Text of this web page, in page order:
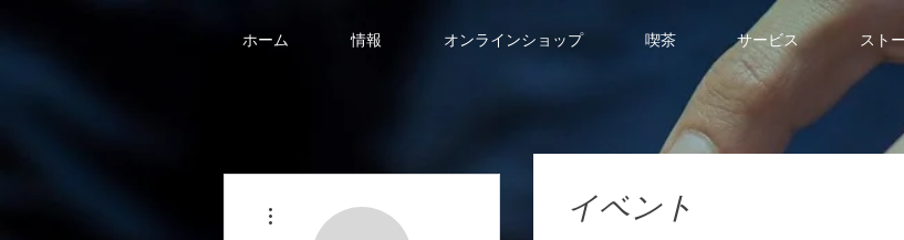
ホーム 情報 オンラインショップ 喫茶 サービス スト
イベント